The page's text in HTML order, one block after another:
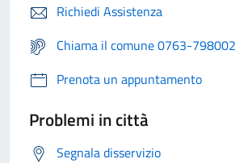
Richiedi Assistenza
Chiama il comune 0763-798002
Prenota un appuntamento
Problemi in città
Segnala disservizio